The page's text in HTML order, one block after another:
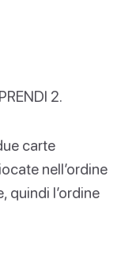
2.
carte
nell’ordine
quindi l’ordine